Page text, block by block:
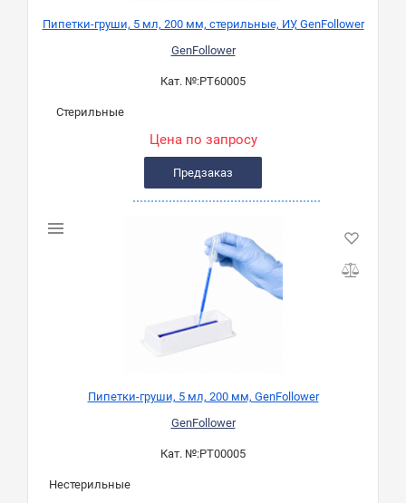
Пипетки-груши, 5 мл, 200 мм, стерильные, ИУ, GenFollower
GenFollower
Кат. №:PT60005
Стерильные
Цена по запросу
Предзаказ
Пипетки-груши, 5 мл, 200 мм, GenFollower
GenFollower
Кат. №:PT00005
Нестерильные